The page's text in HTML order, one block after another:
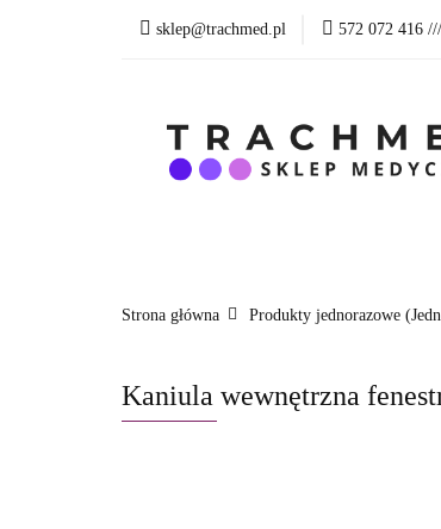
sklep@trachmed.pl 572 072 416
BLOG
Strona główna Produkty jednorazowe
Kaniula wewnętrzna